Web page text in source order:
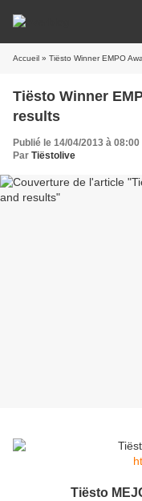
Accueil » Tiësto Winner EMPO
Tiësto Winner
results
Publié le 14/04/2013 à 08:00
Par Tiëstolive
Tiësto